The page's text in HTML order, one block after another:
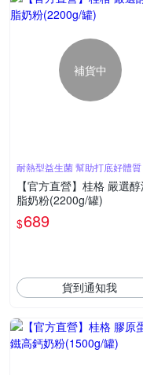
補貨中
耐熱型益生菌 幫助打底好體質
【官方直營】桂格 嚴選
脂奶粉(2200g/罐)
$689
貨到通知我